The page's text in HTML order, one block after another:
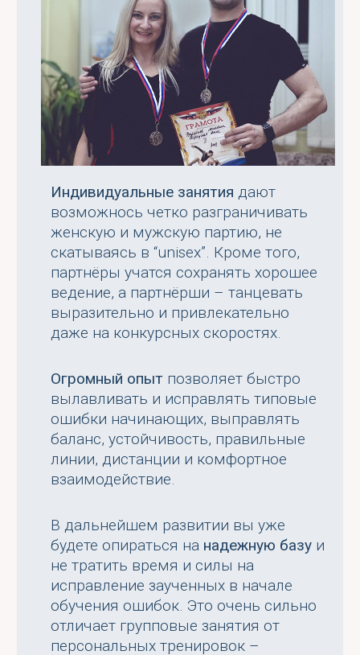
Индивидуальные занятия дают
возможнось четко разграничивать
женскую и мужскую партию, не
скатываясь в “unisex”. Кроме того,
партнёры учатся сохранять хорошее
ведение, а партнёрши – танцевать
выразительно и привлекательно
даже на конкурсных скоростях.
Огромный опыт позволяет быстро
вылавливать и исправлять типовые
ошибки начинающих, выправлять
баланс, устойчивость, правильные
линии, дистанции и комфортное
взаимодействие.
В дальнейшем развитии вы уже
будете опираться на надежную базу и
не тратить время и силы на
исправление заученных в начале
обучения ошибок. Это очень сильно
отличает групповые занятия от
персональных тренировок –